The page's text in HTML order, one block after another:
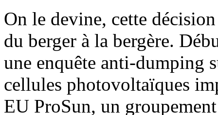
On le devine, cette
du berger à la bergère.
une enquête anti-dumping
cellules photovoltaïques
EU ProSun, un